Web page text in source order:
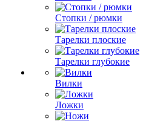
Стопки / рюмки
Тарелки плоские
Тарелки глубокие
Вилки
Ложки